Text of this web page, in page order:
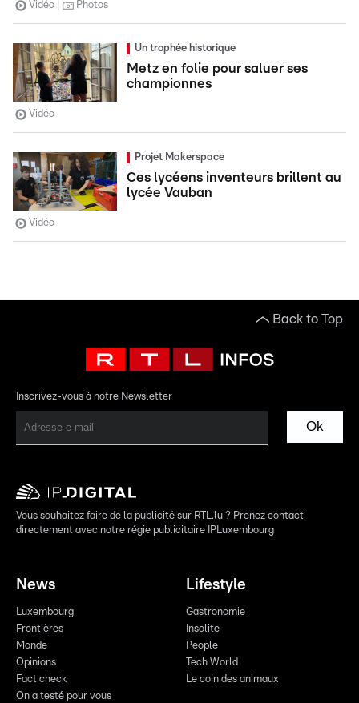
Vidéo Photos
Un trophée historique
Metz en folie pour saluer ses
championnes
Vidéo
Projet Makerspace
Ces lycéens inventeurs brillent au
lycée Vauban
Vidéo
Back to Top
Inscrivez-vous à notre Newsletter
Ok
Vous souhaitez faire de la publicité sur RTL.lu ? Prenez contact
directement avec notre régie publicitaire IPLuxembourg
News
Luxembourg
Frontières
Monde
Opinions
Fact check
On a testé pour vous
Lifestyle
Gastronomie
Insolite
People
Tech World
Le coin des animaux